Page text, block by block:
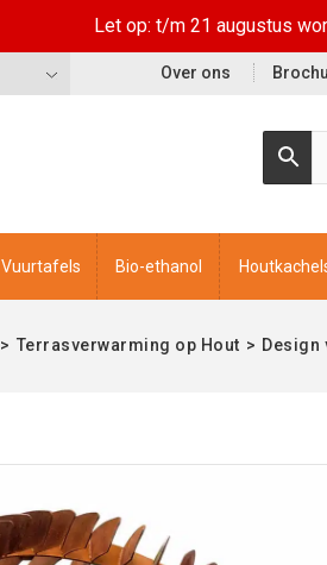
Over ons
Vuurtafels Bio-ethanol
> Terrasverwarming op Hout > Design
Let op: t/m 21 augustus